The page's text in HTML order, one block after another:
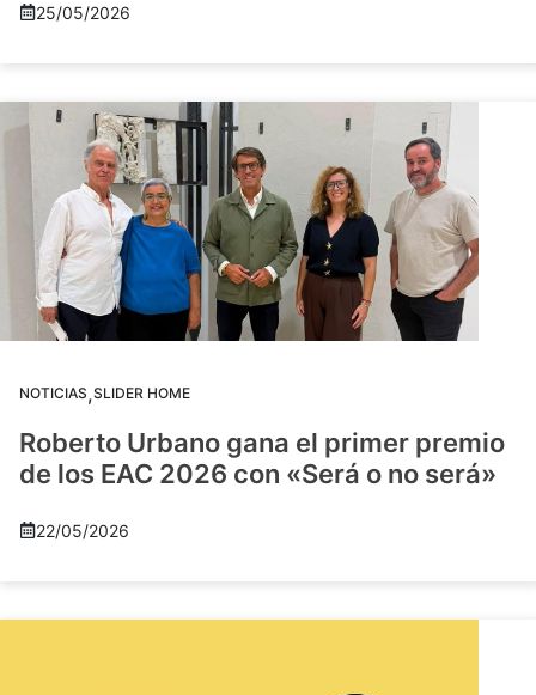
25/05/2026
NOTICIAS,SLIDER HOME
Roberto Urbano gana el primer premio
de los EAC 2026 con «Será o no será»
22/05/2026